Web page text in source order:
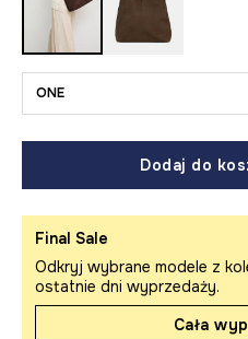
ONE
Dodaj do
Final Sale
Odkryj wybrane modele z
ostatnie dni wyprzedaży.
Cała